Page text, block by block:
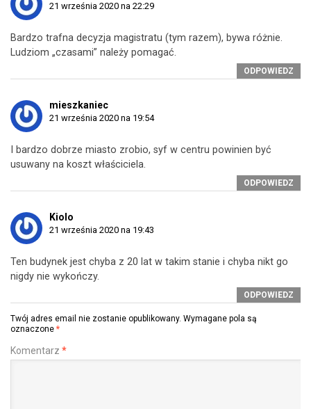
21 września 2020 na 22:29
Bardzo trafna decyzja magistratu (tym razem), bywa różnie.
Ludziom „czasami” należy pomagać.
ODPOWIEDZ
mieszkaniec
21 września 2020 na 19:54
I bardzo dobrze miasto zrobio, syf w centru powinien być
usuwany na koszt właściciela.
ODPOWIEDZ
Kiolo
21 września 2020 na 19:43
Ten budynek jest chyba z 20 lat w takim stanie i chyba nikt go
nigdy nie wykończy.
ODPOWIEDZ
Twój adres email nie zostanie opublikowany. Wymagane pola są
oznaczone *
Komentarz *